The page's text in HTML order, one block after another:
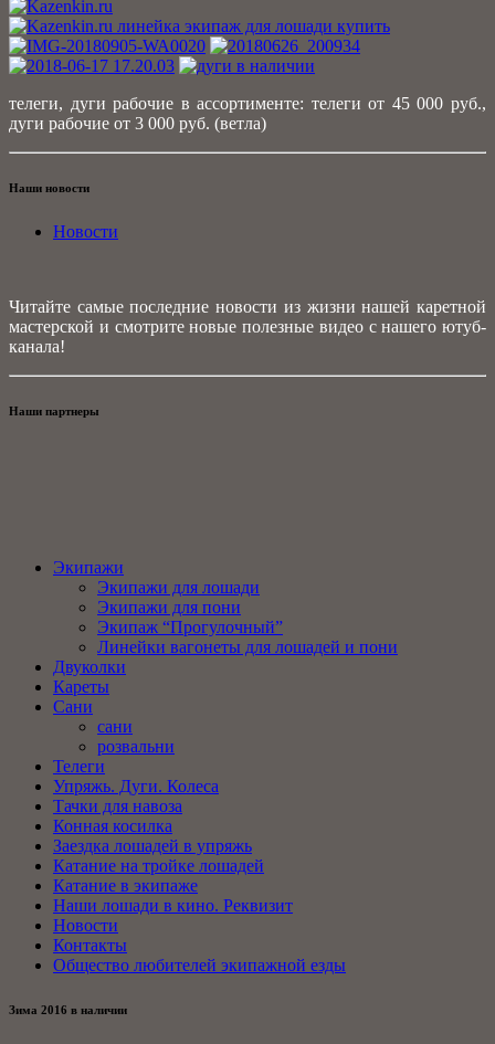
телеги, дуги рабочие в ассортименте: телеги от 45 000 руб.,
дуги рабочие от 3 000 руб. (ветла)
Наши новости
Новости
Читайте самые последние новости из жизни нашей каретной
мастерской и смотрите новые полезные видео с нашего ютуб-
канала!
Наши партнеры
Экипажи
Экипажи для лошади
Экипажи для пони
Экипаж “Прогулочный”
Линейки вагонеты для лошадей и пони
Двуколки
Кареты
Сани
сани
розвальни
Телеги
Упряжь. Дуги. Колеса
Тачки для навоза
Конная косилка
Заездка лошадей в упряжь
Катание на тройке лошадей
Катание в экипаже
Наши лошади в кино. Реквизит
Новости
Контакты
Общество любителей экипажной езды
Зима 2016 в наличии